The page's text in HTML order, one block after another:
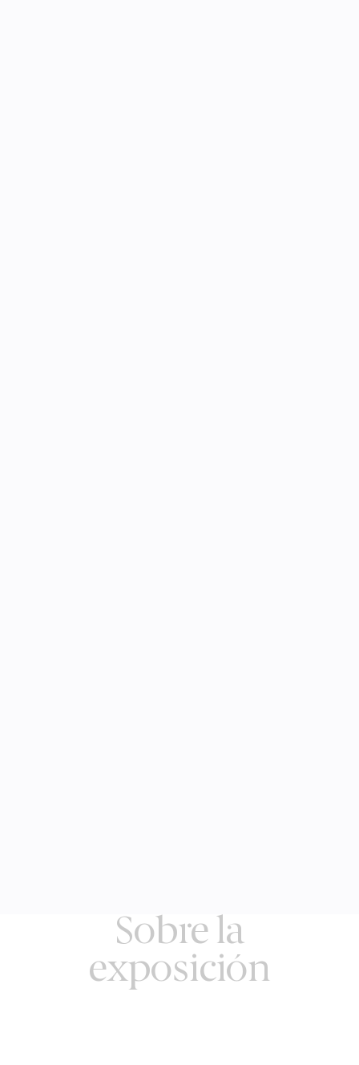
Sobre la
exposición